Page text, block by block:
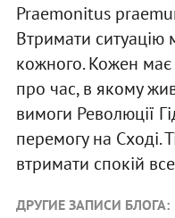
Praemonitus
Втримати ситуацію
кожного. Кожен має
про час, в якому
вимоги Революції
перемогу на Сході.
втримати спокій
ДРУГИЕ ЗАПИСИ БЛОГА: